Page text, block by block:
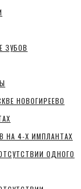
ЗУБОВ
НОВОГИРЕЕВО
НА 4-Х ИМПЛАНТАХ
ОДНОГО